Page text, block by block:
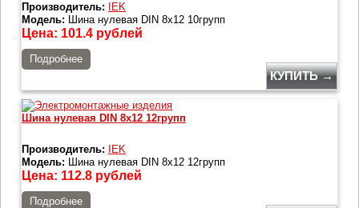
Производитель:
IEK
Модель: Шина нулевая DIN 8х12 10групп
Цена: 101.4 рублей
Подробнее
КУПИТЬ →
Шина нулевая DIN 8х12 12групп
Производитель:
IEK
Модель: Шина нулевая DIN 8х12 12групп
Цена: 112.8 рублей
Подробнее